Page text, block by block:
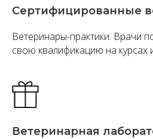
Сертифицированные
Ветеринары-практики. Врачи
свою квалификацию на курсах
Ветеринарная